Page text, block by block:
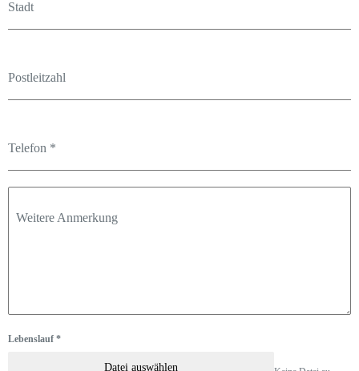
Stadt
Postleitzahl
Telefon *
Weitere Anmerkung
Lebenslauf *
Datei auswählen